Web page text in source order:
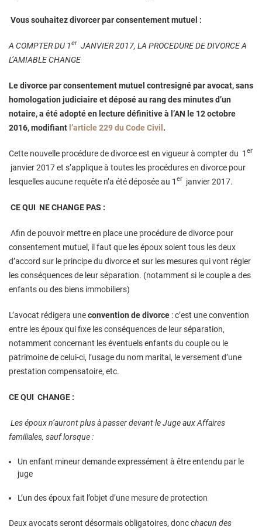
Vous souhaitez divorcer par consentement mutuel :
A COMPTER DU 1er JANVIER 2017, LA PROCEDURE DE DIVORCE A
L’AMIABLE CHANGE
Le divorce par consentement mutuel contresigné par avocat, sans
homologation judiciaire et déposé au rang des minutes d’un
notaire, a été adopté en lecture définitive à l’AN le 12 octobre
2016, modifiant l’article 229 du Code Civil.
Cette nouvelle procédure de divorce est en vigueur à compter du 1 er
janvier 2017 et s’applique à toutes les procédures en divorce pour
lesquelles aucune requête n’a été déposée au 1 er janvier 2017.
CE QUI NE CHANGE PAS :
Afin de pouvoir mettre en place une procédure de divorce pour
consentement mutuel, il faut que les époux soient tous les deux
d’accord sur le principe du divorce et sur les mesures qui vont régler
les conséquences de leur séparation. (notamment si le couple a des
enfants ou des biens immobiliers)
L’avocat rédigera uneconvention de divorce : c’est une convention
entre les époux qui fixe les conséquences de leur séparation,
notamment concernant les éventuels enfants du couple ou le
patrimoine de celui-ci, l’usage du nom marital, le versement d’une
prestation compensatoire, etc.
CE QUI CHANGE :
Les époux n’auront plus à passer devant le Juge aux Affaires
familiales, sauf lorsque :
Un enfant mineur demande expressément à être entendu par le
juge
L’un des époux fait l’objet d’une mesure de protection
Deux avocats seront désormais obligatoires, donc chacun des